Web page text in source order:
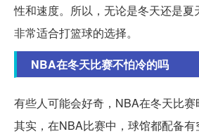
性和速度。所以，无论是冬天还是夏
非常适合打篮球的选择。
NBA在冬天比赛不怕冷的吗
有些人可能会好奇，NBA在冬天比赛
其实，在NBA比赛中，球馆都配备